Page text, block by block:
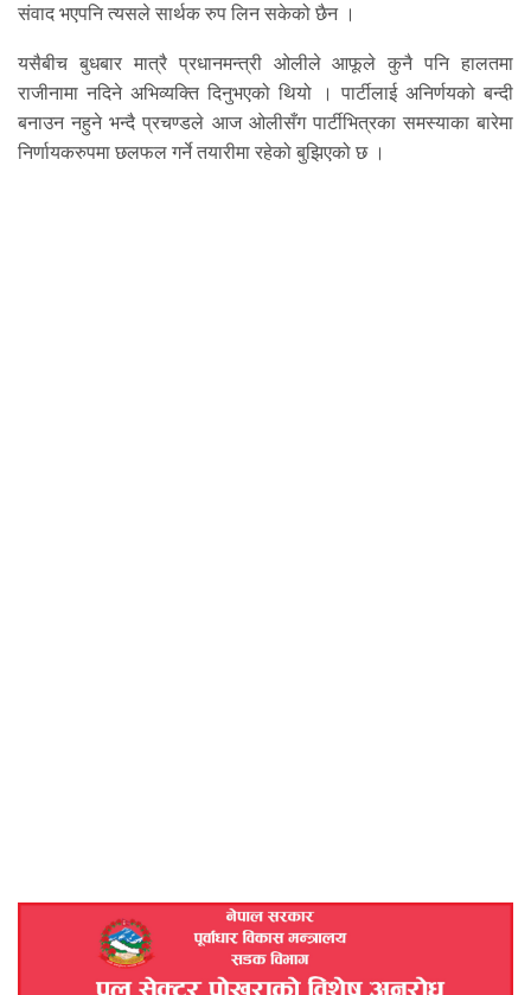
संवाद भएपनि त्यसले सार्थक रुप लिन सकेको छैन ।
यसैबीच बुधबार मात्रै प्रधानमन्त्री ओलीले आफूले कुनै पनि हालतमा
राजीनामा नदिने अभिव्यक्ति दिनुभएको थियो । पार्टीलाई अनिर्णयको बन्दी
बनाउन नहुने भन्दै प्रचण्डले आज ओलीसँग पार्टीभित्रका समस्याका बारेमा
निर्णायकरुपमा छलफल गर्ने तयारीमा रहेको बुझिएको छ ।